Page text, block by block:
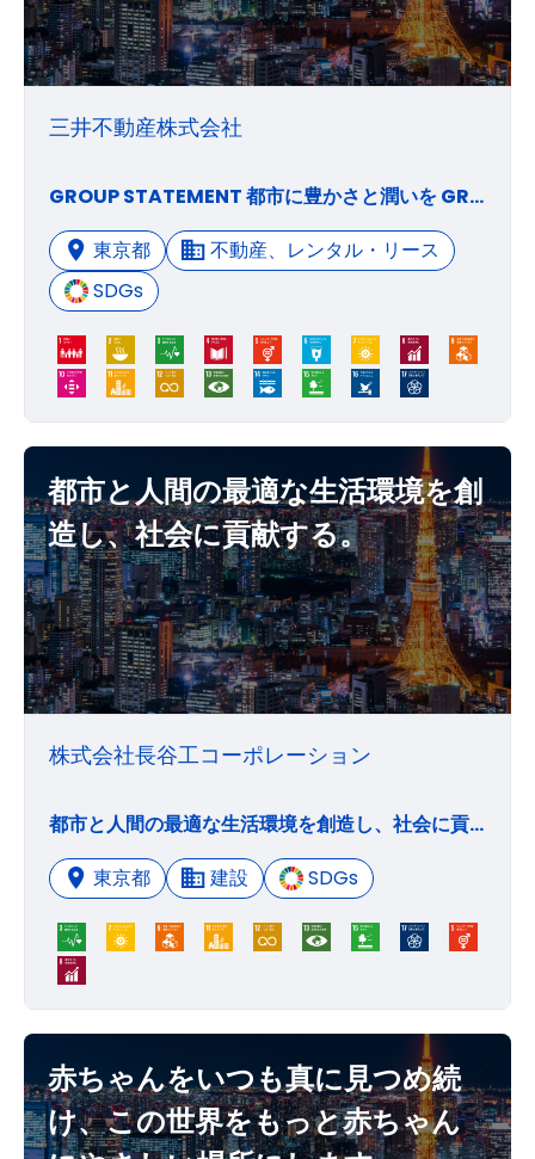
三井不動産株式会社
GROUP STATEMENT 都市に豊かさと潤いを GROUP VISION〜私たちはどうありたいか〜 1. 「」マークの理念 私たちは、「」マークに象徴される「共生・共存」「多様な価値観の連繋」「持続可能な社会の実現」の理念のもと、社会・経済の発展と地球環境の保全に貢献します。 〜「」を掲げて、人と地球がともに豊かになる社会をめざします。 2. 進化と価値創造 私たちは、不動産ビジネスを進化させることにより、人々に「新しい時代の夢と感動」をもたらします。 〜多様な「知」をとりいれ融合させることにより、国内外で新たな価値を創造します。 〜社会環境・市場構造などの変化と、そのグローバルな潮流を積極的にとらえます。 3. 成長性と収益性に富んだ三井不動産グループ 私たちは、グループ総体の力を公正にいかんなく発揮することによって、「成長性と収益性に富んだ三井不動産グループ」を実現します。 GROUP MISSION〜私たちに今求められていること〜 1. ビジネスとくらしに関するソリューションとサービスの提供 豊かさと潤いをもたらし、安全・安心で魅力にあふれる空間とソフト、サービスを提供して、街の価値を最大化する。 多彩で革新的なソリューションを提供して、不動産投資市場の成長に貢献する。 2. グローバルな視野で顧客のパートナーへ 顧客をビジネスの創造ならびに進化・発展の基盤と考える。 顧客が真に求めているものを多面的に把握し、グループの総力で提案・実現する。 顧客のパートナーとして、高い評価を獲得し続け、ブランド価値を高める。 3. 企業価値の向上 持続的な利益成長を図るとともに、不断のイノベーションを行うことにより企業価値を向上させる。 経営資源の最適活用ならびに効率経営を追求する。 常にリスクに対して適正なマネジメントを行う。 4. 個の力を高め結集してグループの力へ 多彩な人材、多様な価値観を融合し、パイオニア精神に満ちた独創性を育む。 個々人がプロフェッショナルな知識・能力を磨き、互いに共有して、付加価値創造力を高める。 企業倫理と規律、コンプライアンスについて、常に高い意識を持って行動する。
東京都
不動産、レンタル・リース
SDGs
都市と人間の最適な生活環境を創
造し、社会に貢献する。
株式会社長谷工コーポレーション
都市と人間の最適な生活環境を創造し、社会に貢献する。
東京都
建設 SDGs
赤ちゃんをいつも真に見つめ続
け、この世界をもっと赤ちゃん